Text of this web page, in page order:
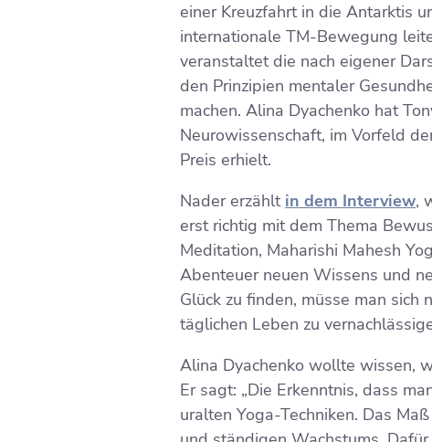
einer Kreuzfahrt in die Antarktis
internationale TM-Bewegung
veranstaltet die nach eigener
den Prinzipien mentaler
machen. Alina Dyachenko hat
Neurowissenschaft, im Vorfeld
Preis erhielt.
Nader erzählt in dem Interview,
erst richtig mit dem Thema
Meditation, Maharishi Mahesh
Abenteuer neuen Wissens und
Glück zu finden, müsse man
täglichen Leben zu
Alina Dyachenko wollte wissen,
Er sagt: „Die Erkenntnis, dass
uralten Yoga-Techniken. Das